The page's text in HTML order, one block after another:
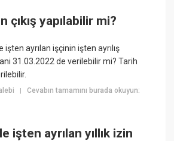
çıkış yapılabilir mi?
ayrılan işçinin işten ayrılış
31.03.2022 de verilebilir mi? Tarih
|Cevabın tamamını burada okuyun:
işten ayrılan yıllık izin